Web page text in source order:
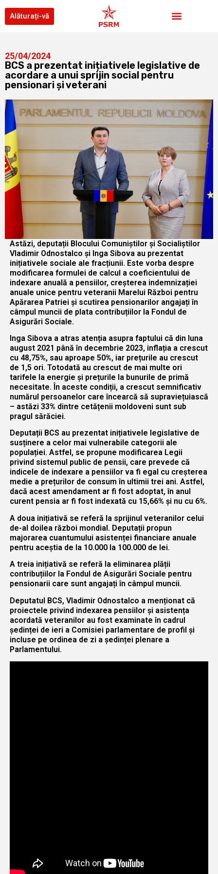
Alăturați-vă
25/04/2024
BCS a prezentat inițiativele legislative de
acordare a unui sprijin social pentru
pensionari și veterani
Astăzi, deputații Blocului Comuniștilor și Socialiștilor
Vladimir Odnostalco și Inga Sibova au prezentat
inițiativele sociale ale fracțiunii. Este vorba despre
modificarea formulei de calcul a coeficientului de
indexare anuală a pensiilor, creșterea indemnizației
anuale unice pentru veteranii Marelui Război pentru
Apărarea Patriei și scutirea pensionarilor angajați în
câmpul muncii de plata contribuțiilor la Fondul de
Asigurări Sociale.
Inga Sibova a atras atenția asupra faptului că din luna
august 2021 până în decembrie 2023, inflația a crescut
cu 48,75%, sau aproape 50%, iar prețurile au crescut
de 1,5 ori. Totodată au crescut de mai multe ori
tarifele la energie și prețurile la bunurile de primă
necesitate. În aceste condiții, a crescut semnificativ
numărul persoanelor care încearcă să supraviețuiască
– astăzi 33% dintre cetățenii moldoveni sunt sub
pragul sărăciei.
Deputații BCS au prezentat inițiativele legislative de
susținere a celor mai vulnerabile categorii ale
populației. Astfel, se propune modificarea Legii
privind sistemul public de pensii, care prevede că
indicele de indexare a pensiilor va fi egal cu creșterea
medie a prețurilor de consum în ultimii trei ani. Astfel,
dacă acest amendament ar fi fost adoptat, în anul
curent pensia ar fi fost indexată cu 15,66% și nu cu 6%.
A doua inițiativă se referă la sprijinul veteranilor celui
de-al doilea război mondial. Deputații propun
majorarea cuantumului asistenței financiare anuale
pentru aceștia de la 10.000 la 100.000 de lei.
A treia inițiativă se referă la eliminarea plății
contribuțiilor la Fondul de Asigurări Sociale pentru
pensionarii care sunt angajați în câmpul muncii.
Deputatul BCS, Vladimir Odnostalco a menționat că
proiectele privind indexarea pensiilor și asistența
acordată veteranilor au fost examinate în cadrul
ședinței de ieri a Comisiei parlamentare de profil și
incluse pe ordinea de zi a ședinței plenare a
Parlamentului.